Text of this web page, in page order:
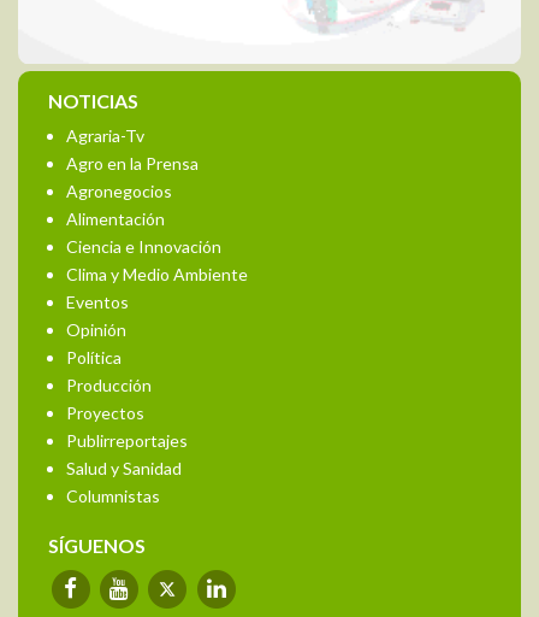
NOTICIAS
Agraria-Tv
Agro en la Prensa
Agronegocios
Alimentación
Ciencia e Innovación
Clima y Medio Ambiente
Eventos
Opinión
Política
Producción
Proyectos
Publirreportajes
Salud y Sanidad
Columnistas
SÍGUENOS